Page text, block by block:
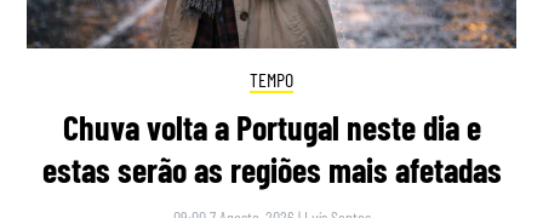
TEMPO
Chuva volta a Portugal neste dia e
estas serão as regiões mais afetadas